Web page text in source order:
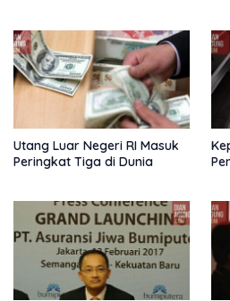
Utang Luar Negeri RI Masuk
Peringkat Tiga di Dunia